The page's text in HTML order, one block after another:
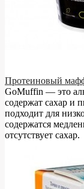
Протеиновый
GoMuffin — это
содержат сахар
подходит для
содержатся
отсутствует сахар.